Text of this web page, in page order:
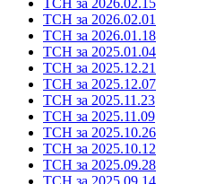
ТСН за 2026.02.01
ТСН за 2026.01.18
ТСН за 2025.01.04
ТСН за 2025.12.21
ТСН за 2025.12.07
ТСН за 2025.11.23
ТСН за 2025.11.09
ТСН за 2025.10.26
ТСН за 2025.10.12
ТСН за 2025.09.28
ТСН за 2025.09.14